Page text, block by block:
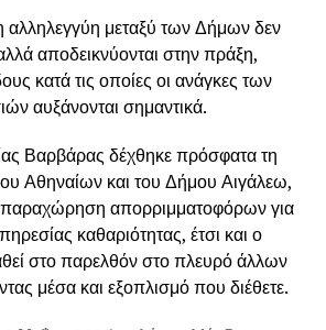
αλληλεγγύη μεταξύ των Δήμων δεν
αποδεικνύονται στην πράξη,
κατά τις οποίες οι ανάγκες των
αυξάνονται σημαντικά.
Βαρβάρας δέχθηκε πρόσφατα τη
Αθηναίων και του Δήμου Αιγάλεω,
απορριμματοφόρων για
καθαριότητας, έτσι και ο
στο παρελθόν στο πλευρό άλλων
μέσα και εξοπλισμό που διέθετε.